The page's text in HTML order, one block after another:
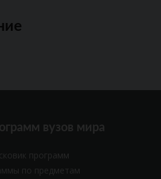
вузов мира
программ
по предметам